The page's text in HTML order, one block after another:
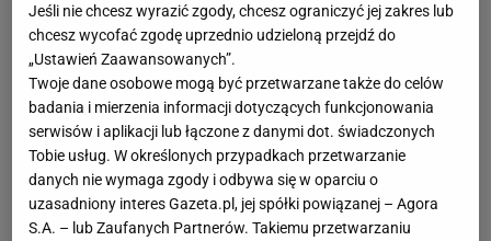
Jeśli nie chcesz wyrazić zgody, chcesz ograniczyć jej zakres lub
chcesz wycofać zgodę uprzednio udzieloną przejdź do
„Ustawień Zaawansowanych”.
Twoje dane osobowe mogą być przetwarzane także do celów
badania i mierzenia informacji dotyczących funkcjonowania
serwisów i aplikacji lub łączone z danymi dot. świadczonych
Tobie usług. W określonych przypadkach przetwarzanie
danych nie wymaga zgody i odbywa się w oparciu o
uzasadniony interes Gazeta.pl, jej spółki powiązanej – Agora
S.A. – lub Zaufanych Partnerów. Takiemu przetwarzaniu